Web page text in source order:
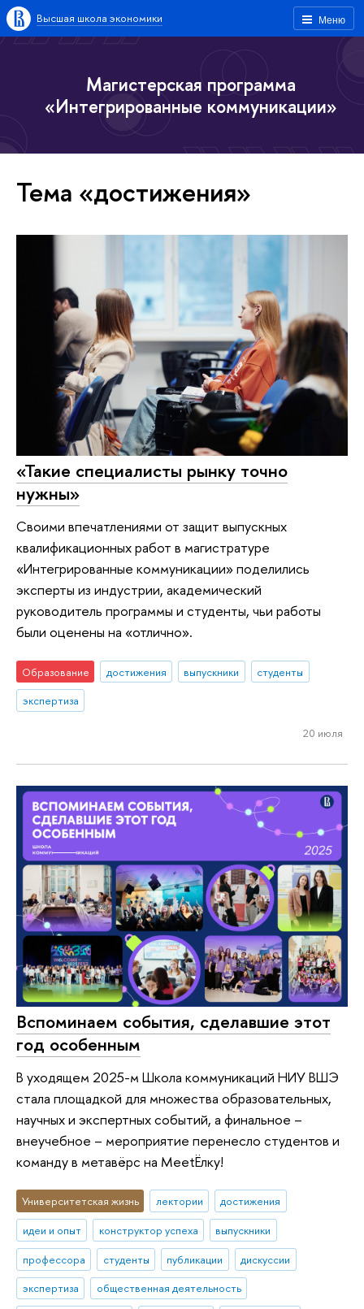
Меню
Высшая школа экономики
Магистерская программа
«Интегрированные коммуникации»
Тема «достижения»
«Такие специалисты рынку точно
нужны»
Своими впечатлениями от защит выпускных
квалификационных работ в магистратуре
«Интегрированные коммуникации» поделились
эксперты из индустрии, академический
руководитель программы и студенты, чьи работы
были оценены на «отлично».
Образование достижения выпускники
студенты
экспертиза
20 июля
Вспоминаем события, сделавшие этот
год особенным
В уходящем 2025-м Школа коммуникаций НИУ ВШЭ
стала площадкой для множества образовательных,
научных и экспертных событий, а финальное –
внеучебное – мероприятие перенесло студентов и
команду в метавёрс на MeetЁлку!
Университетская жизнь лектории
достижения
идеи и опыт
конструктор успеха
выпускники
профессора
студенты публикации
дискуссии
экспертиза
общественная деятельность